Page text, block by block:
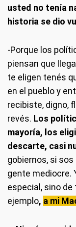
usted no tenía
historia se dio
-Porque los
piensan que
te eligen tenés
en el pueblo y
recibiste, digno,
revés. Los
mayoría, los
descarte, casi
gobiernos, si
gente mediocre.
especial, sino de
ejemplo, a mi